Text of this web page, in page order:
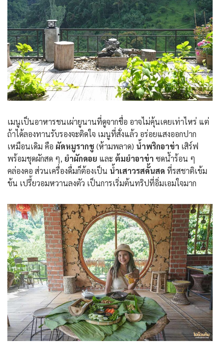
เมนูเป็นอาหารชนเผ่ายูนานที่ดูจากชื่อ อาจไม่คุ้นเคยเท่าไหร่ แต่
ถ้าได้ลองทานรับรองจะติดใจ เมนูที่สั่งแล้ว อร่อยแสงออกปาก
เหมือนเดิม คือ ผัดหมูรากชู(ห้ามพลาด) น้ำพริกอาข่า เสิร์ฟ
พร้อมชุดผักสด ๆ, ยำผักดอย และ ต้มยำอาข่า ซดน้ำร้อน ๆ
คล่องคอ ส่วนเครื่องดื่มก็ต้องเป็น น้ำเสาวรสคั้นสด ที่รสชาติเข้ม
ข้น เปรี้ยวอมหวานลงตัว เป็นการเริ่มต้นทริปที่อิ่มเอมใจมาก